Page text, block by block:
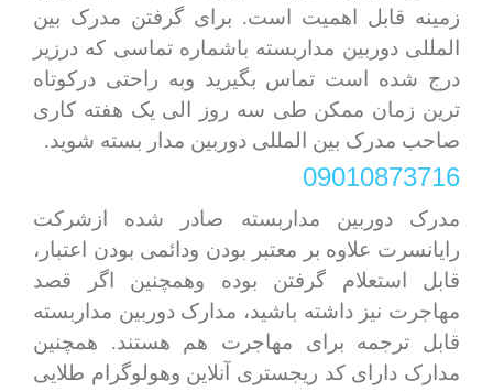
زمینه قابل اهمیت است. برای گرفتن مدرک بین
المللی دوربین مداربسته باشماره تماسی که درزیر
درج شده است تماس بگیرید وبه راحتی درکوتاه
ترین زمان ممکن طی سه روز الی یک هفته کاری
صاحب مدرک بین المللی دوربین مدار بسته شوید.
09010873716
مدرک دوربین مداربسته صادر شده ازشرکت
رایانسرت علاوه بر معتبر بودن ودائمی بودن اعتبار،
قابل استعلام گرفتن بوده وهمچنین اگر قصد
مهاجرت نیز داشته باشید، مدارک دوربین مداربسته
قابل ترجمه برای مهاجرت هم هستند. همچنین
مدارک دارای کد ریجستری آنلاین وهولوگرام طلایی